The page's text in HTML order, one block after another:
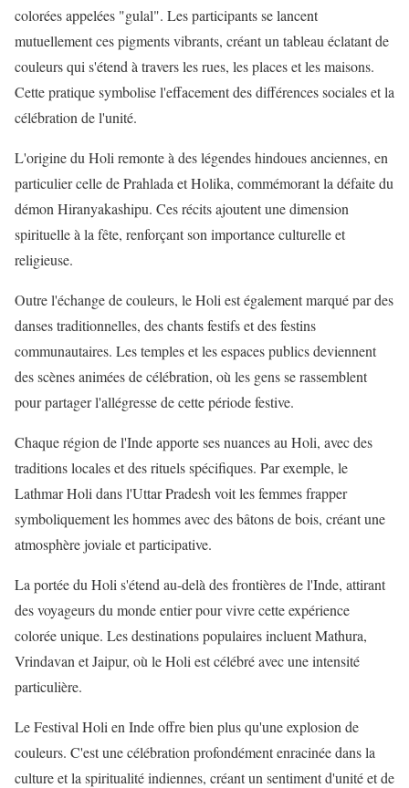
colorées appelées "gulal". Les participants se lancent
mutuellement ces pigments vibrants, créant un tableau éclatant de
couleurs qui s'étend à travers les rues, les places et les maisons.
Cette pratique symbolise l'effacement des différences sociales et la
célébration de l'unité.
L'origine du Holi remonte à des légendes hindoues anciennes, en
particulier celle de Prahlada et Holika, commémorant la défaite du
démon Hiranyakashipu. Ces récits ajoutent une dimension
spirituelle à la fête, renforçant son importance culturelle et
religieuse.
Outre l'échange de couleurs, le Holi est également marqué par des
danses traditionnelles, des chants festifs et des festins
communautaires. Les temples et les espaces publics deviennent
des scènes animées de célébration, où les gens se rassemblent
pour partager l'allégresse de cette période festive.
Chaque région de l'Inde apporte ses nuances au Holi, avec des
traditions locales et des rituels spécifiques. Par exemple, le
Lathmar Holi dans l'Uttar Pradesh voit les femmes frapper
symboliquement les hommes avec des bâtons de bois, créant une
atmosphère joviale et participative.
La portée du Holi s'étend au-delà des frontières de l'Inde, attirant
des voyageurs du monde entier pour vivre cette expérience
colorée unique. Les destinations populaires incluent Mathura,
Vrindavan et Jaipur, où le Holi est célébré avec une intensité
particulière.
Le Festival Holi en Inde offre bien plus qu'une explosion de
couleurs. C'est une célébration profondément enracinée dans la
culture et la spiritualité indiennes, créant un sentiment d'unité et de